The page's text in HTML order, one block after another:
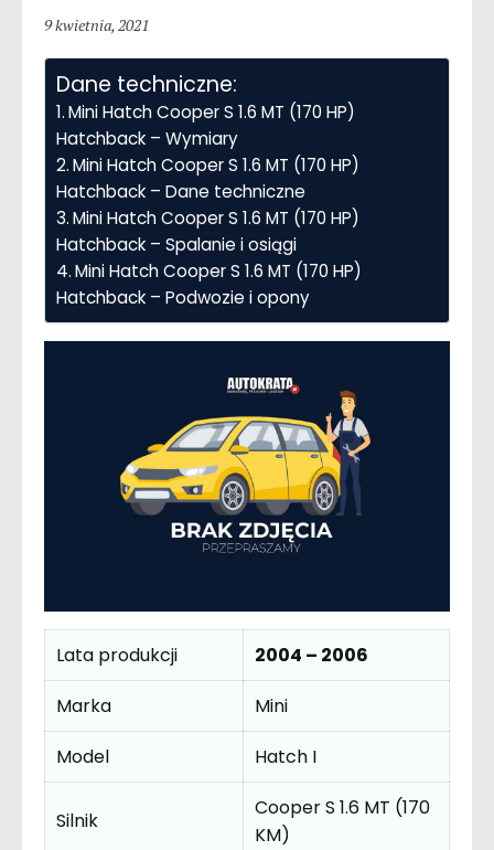
9 kwietnia, 2021
Dane techniczne:
Mini Hatch Cooper S 1.6 MT (170 HP)
Hatchback – Wymiary
Mini Hatch Cooper S 1.6 MT (170 HP)
Hatchback – Dane techniczne
Mini Hatch Cooper S 1.6 MT (170 HP)
Hatchback – Spalanie i osiągi
Mini Hatch Cooper S 1.6 MT (170 HP)
Hatchback – Podwozie i opony
Lata produkcji
2004 – 2006
Marka
Mini
Model
Hatch I
Silnik
Cooper S 1.6 MT (170
KM)